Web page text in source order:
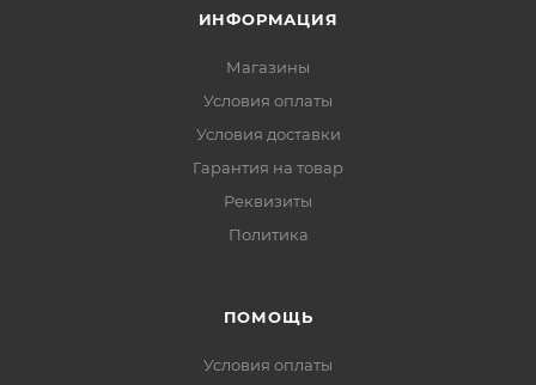
ИНФОРМАЦИЯ
Магазины
Условия оплаты
Условия доставки
Гарантия на товар
Реквизиты
Политика
ПОМОЩЬ
Условия оплаты